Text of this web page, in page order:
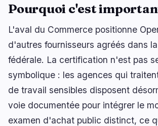
BULLISH il y
données sur l'emploi aux États-Unis
les attentes de hausse des taux
↑ ↓ naviguer ↵ ouvrir esc fermer
Pourquoi c'est
L'aval du Commerce positionne
d'autres fournisseurs agréés dans
fédérale. La certification n'est pas
symbolique : les agences qui
de travail sensibles disposent
voie documentée pour intégrer le
examen d'achat public distinct, ce